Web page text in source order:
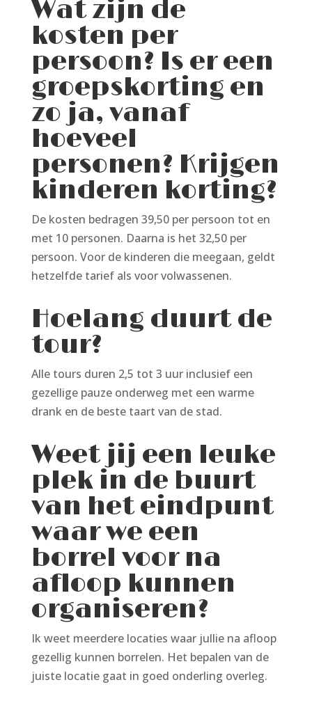
Wat zijn de
kosten per
persoon? Is er een
groepskorting en
zo ja, vanaf
hoeveel
personen? Krijgen
kinderen korting?
De kosten bedragen 39,50 per persoon tot en
met 10 personen. Daarna is het 32,50 per
persoon. Voor de kinderen die meegaan, geldt
hetzelfde tarief als voor volwassenen.
Hoelang duurt de
tour?
Alle tours duren 2,5 tot 3 uur inclusief een
gezellige pauze onderweg met een warme
drank en de beste taart van de stad.
Weet jij een leuke
plek in de buurt
van het eindpunt
waar we een
borrel voor na
afloop kunnen
organiseren?
Ik weet meerdere locaties waar jullie na afloop
gezellig kunnen borrelen. Het bepalen van de
juiste locatie gaat in goed onderling overleg.